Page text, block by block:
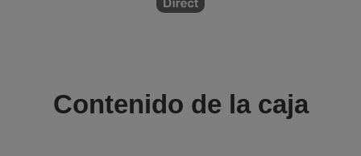
Contenido de la caja